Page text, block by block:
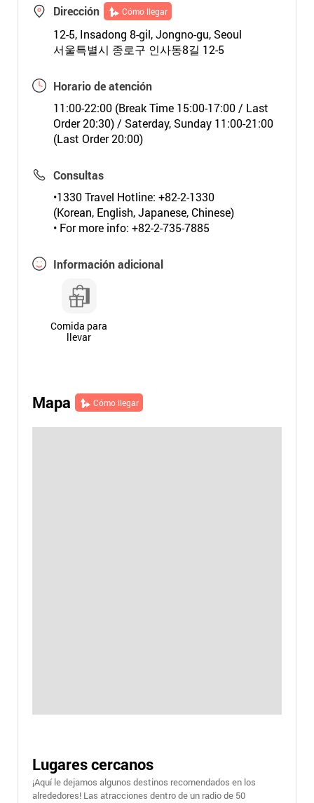
Dirección Cómo llegar
12-5, Insadong 8-gil, Jongno-gu, Seoul
서울특별시 종로구 인사동8길 12-5
Horario de atención
11:00-22:00 (Break Time 15:00-17:00 / Last
Order 20:30) / Saterday, Sunday 11:00-21:00
(Last Order 20:00)
Consultas
•1330 Travel Hotline: +82-2-1330
(Korean, English, Japanese, Chinese)
• For more info: +82-2-735-7885
Información adicional
Comida para
llevar
Mapa Cómo llegar
Lugares cercanos
¡Aquí le dejamos algunos destinos recomendados en los
alrededores! Las atracciones dentro de un radio de 50